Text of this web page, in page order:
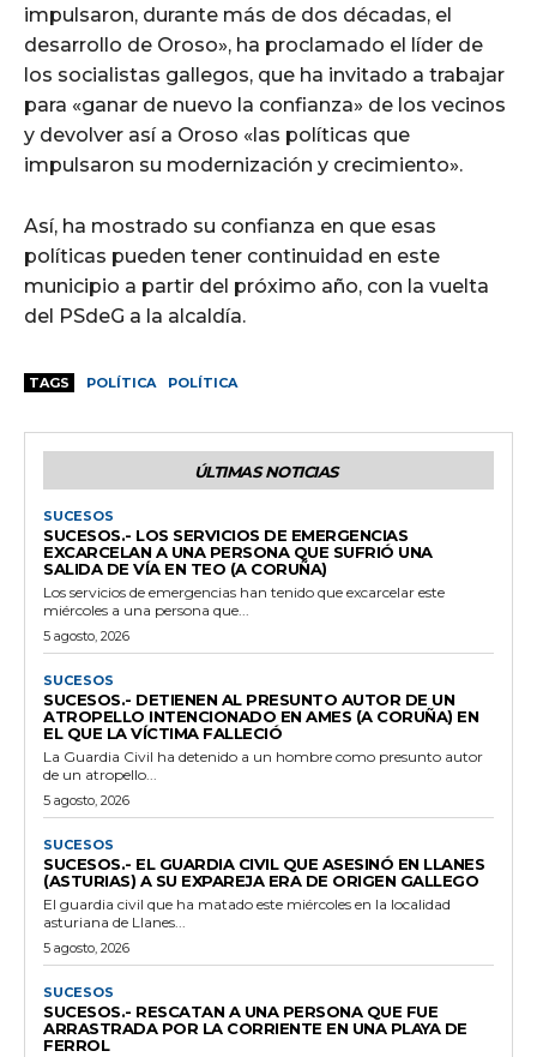
impulsaron, durante más de dos décadas, el
desarrollo de Oroso», ha proclamado el líder de
los socialistas gallegos, que ha invitado a trabajar
para «ganar de nuevo la confianza» de los vecinos
y devolver así a Oroso «las políticas que
impulsaron su modernización y crecimiento».
Así, ha mostrado su confianza en que esas
políticas pueden tener continuidad en este
municipio a partir del próximo año, con la vuelta
del PSdeG a la alcaldía.
TAGS POLÍTICA POLÍTICA
ÚLTIMAS NOTICIAS
SUCESOS
SUCESOS.- LOS SERVICIOS DE EMERGENCIAS
EXCARCELAN A UNA PERSONA QUE SUFRIÓ UNA
SALIDA DE VÍA EN TEO (A CORUÑA)
Los servicios de emergencias han tenido que excarcelar este
miércoles a una persona que...
5 agosto, 2026
SUCESOS
SUCESOS.- DETIENEN AL PRESUNTO AUTOR DE UN
ATROPELLO INTENCIONADO EN AMES (A CORUÑA) EN
EL QUE LA VÍCTIMA FALLECIÓ
La Guardia Civil ha detenido a un hombre como presunto autor
de un atropello...
5 agosto, 2026
SUCESOS
SUCESOS.- EL GUARDIA CIVIL QUE ASESINÓ EN LLANES
(ASTURIAS) A SU EXPAREJA ERA DE ORIGEN GALLEGO
El guardia civil que ha matado este miércoles en la localidad
asturiana de Llanes...
5 agosto, 2026
SUCESOS
SUCESOS.- RESCATAN A UNA PERSONA QUE FUE
ARRASTRADA POR LA CORRIENTE EN UNA PLAYA DE
FERROL